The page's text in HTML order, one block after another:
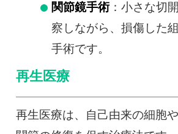
関節鏡手術：小さな切
察しながら、損傷した
手術です。
再生医療
再生医療は、自己由来の細胞